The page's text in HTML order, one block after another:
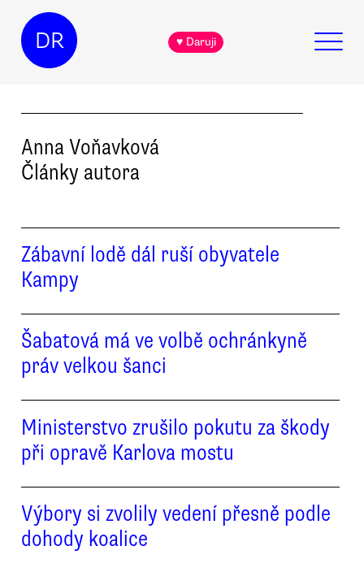
DR ♥ Daruji
AnnaVoňavková
Články autora
Zábavní lodě dál ruší obyvatele
Kampy
Šabatová má ve volbě ochránkyně
práv velkou šanci
Ministerstvo zrušilo pokutu za škody
při opravě Karlova mostu
Výbory si zvolily vedení přesně podle
dohody koalice